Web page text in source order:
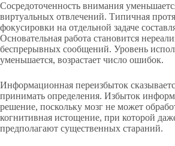
Сосредоточенность внимания
виртуальных отвлечений. Типичная
фокусировки на отдельной задаче
Основательная работа становится
беспрерывных сообщений. Уровень
уменьшается, возрастает число ошибок.
Информационная переизбыток
принимать определения. Избыток
решение, поскольку мозг не может
когнитивная истощение, при которой
предполагают существенных стараний.